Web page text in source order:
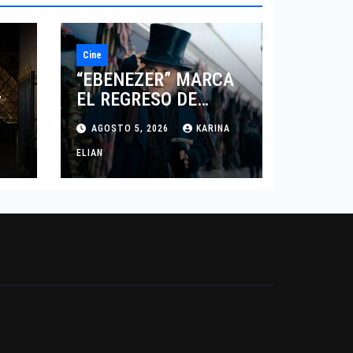
Cine
“EBENEZER” MARCA
EL REGRESO DE
JOHNNY DEPP A
HOLLYWOOD TRAS SU
PASO POR EL CINE
INDEPENDIENTE
AGOSTO 5, 2026 KARINA
ELIAN